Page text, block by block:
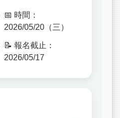
📅 時間：
2026/05/20（三）
📝 報名截止：
2026/05/17